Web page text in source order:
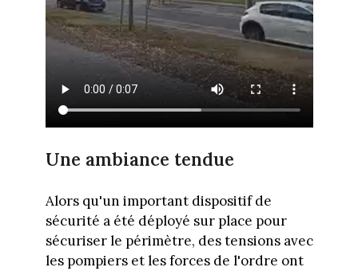
Une ambiance tendue
Alors qu'un important dispositif de
sécurité a été déployé sur place pour
sécuriser le périmètre, des tensions avec
les pompiers et les forces de l'ordre ont